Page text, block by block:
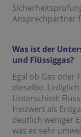
Ansprechpartner
Was ist der
und Flüssiggas?
Egal ob Gas oder
dieselbe.
Unterschied:
Heizwert als
deutlich weniger
was es sehr